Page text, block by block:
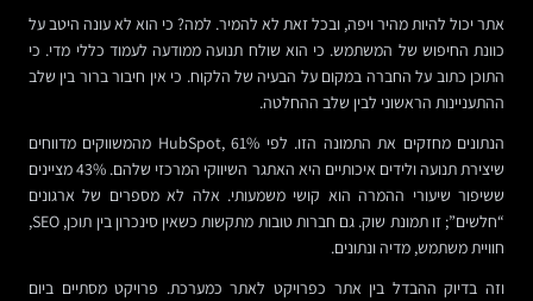
אתר יכול להיות מהיר ויפה, ובכל זאת לא להמיר. למה? כי הוא לא עונה היטב על
כוונת החיפוש של המשתמש. כי הוא שולח תנועה ממודעה לעמוד כללי מדי. כי
התוכן כתוב על החברה במקום על הבעיה של הלקוח. כי אין חיבור ברור בין שלב
ההתעניינות הראשוני לבין שלב ההחלטה.
הנתונים מחזקים את התמונה הזו. לפי HubSpot, 61% מהמשווקים מדווחים
שיצירת תנועה ולידים איכותיים היא האתגר השיווקי המרכזי שלהם. 43% מציינים
ששיפור שיעורי ההמרה הוא קושי משמעותי. אלה לא מספרים של ארגונים
“חלשים”; זו תמונת שוק. גם חברות טובות מתקשות כשאין סינכרון בין תוכן, SEO,
חוויית משתמש, מדיה ונתונים.
וזה בדיוק ההבדל בין אתר כפרויקט לאתר כמערכת. פרויקט מסתיים ביום